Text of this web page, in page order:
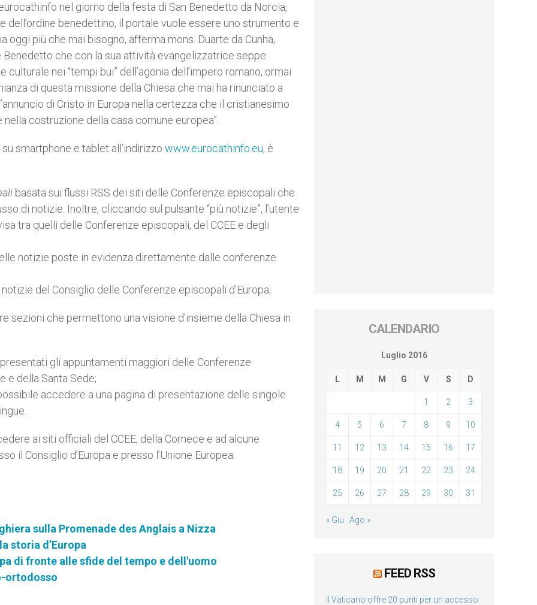
nel giorno della festa di San Benedetto da Norcia,
dell’ordine benedettino, il portale vuole essere uno strumento e
oggi più che mai bisogno, afferma mons. Duarte da Cunha,
Benedetto che con la sua attività evangelizzatrice seppe
nei “tempi bui” dell’agonia dell’impero romano, ormai
di questa missione della Chiesa che mai ha rinunciato a
di Cristo in Europa nella certezza che il cristianesimo
costruzione della casa comune europea”.
smartphone e tablet all’indirizzo www.eurocathinfo.eu, è
basata sui flussi RSS dei siti delle Conferenze episcopali che
di notizie. Inoltre, cliccando sul pulsante “più notizie”, l’utente
tra quelli delle Conferenze episcopali, del CCEE e degli
notizie poste in evidenza direttamente dalle conferenze
del Consiglio delle Conferenze episcopali d’Europa;
sezioni che permettono una visione d’insieme della Chiesa in
gli appuntamenti maggiori delle Conferenze
e della Santa Sede;
accedere a una pagina di presentazione delle singole
ai siti officiali del CCEE, della Comece e ad alcune
il Consiglio d’Europa e presso l’Unione Europea.
sulla Promenade des Anglais a Nizza
storia d’Europa
di fronte alle sfide del tempo e dell'uomo
ortodosso
CALENDARIO
Luglio 2016
L M M G V S D
1 2 3
4 5 6 7 8 9 10
11 12 13 14 15 16 17
18 19 20 21 22 23 24
25 26 27 28 29 30 31
« Giu Ago »
FEED RSS
Il Vaticano offre 20 punti per un accesso